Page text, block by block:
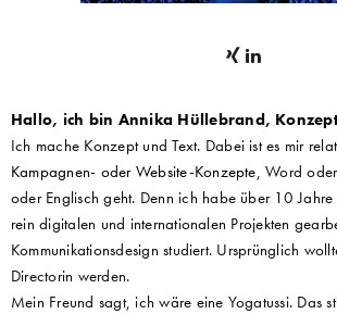
Hallo, ich bin Annika Hüllebrand,
Ich mache Konzept und Text. Dabei ist es mir
Kampagnen- oder Website-Konzepte, Word
oder Englisch geht. Denn ich habe über 10 Jahre
rein digitalen und internationalen Projekten
Kommunikationsdesign studiert. Ursprünglich
Directorin werden.
Mein Freund sagt, ich wäre eine Yogatussi. Das